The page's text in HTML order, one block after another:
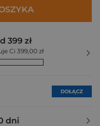
399 zł
Ci 399,00 zł
DOŁĄCZ
dni